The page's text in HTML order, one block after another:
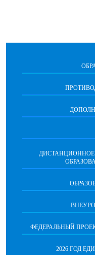
ФЕДЕРАЛЬНЫЙ
2026 ГОД